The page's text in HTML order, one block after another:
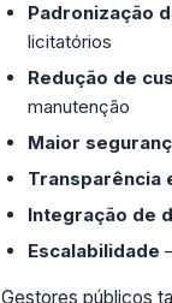
Padronização
licitatórios
Redução de
manutenção
Maior
Transparência
Integração de
Escalabilidade
Gestores públicos